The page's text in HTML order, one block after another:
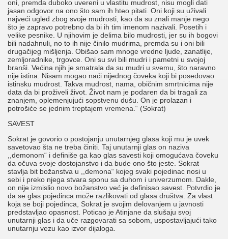
oni, premda duboko uvereni u vlastitu mudrost, nisu mogli dati
jasan odgovor na ono što sam ih hteo pitati. Oni koji su uživali
najveći ugled zbog svoje mudrosti, kao da su znali manje nego
što je zapravo potrebno da bi ih tim imenom nazivali. Posetih i
velike pesnike. U njihovim je delima bilo mudrosti, jer su ih bogovi
bili nadahnuli, no to ih nije činilo mudrima, premda su i oni bili
drugačijeg mišljenja. Obišao sam mnoge vredne ljude, zanatlije,
zemljoradnike, trgovce. Oni su svi bili mudri i pametni u svojoj
branši. Većina njih je smatrala da su mudri u svemu, što naravno
nije istina. Nisam mogao naći nijednog čoveka koji bi posedovao
istinsku mudrost. Takva mudrost, nama, običnim smrtnicima nije
data da bi proživeli život. Život nam je podaren da bi tragali za
znanjem, oplemenjujući sopstvenu dušu. On je prolazan i
potrošiće se jednim treptajem vremena.“ (Sokrat)
SAVEST
Sokrat je govorio o postojanju unutarnjeg glasa koji mu je uvek
savetovao šta ne treba činiti. Taj unutarnji glas on naziva
,,demonom“ i definiše ga kao glas savesti koji omogućava čoveku
da očuva svoje dostojanstvo i da bude ono što jeste. Sokrat
stavlja bit božanstva u ,,demona“ kojeg svaki pojedinac nosi u
sebi i preko njega stvara sponu sa duhom i univerzumom. Dakle,
on nije izmislio novo božanstvo već je definisao savest. Potvrdio je
da se glas pojedinca može razlikovati od glasa društva. Za vlast
koja se boji pojedinca, Sokrat je svojim delovanjem u javnosti
predstavljao opasnost. Poticao je Atinjane da slušaju svoj
unutarnji glas i da uče razgovarati sa sobom, uspostavljajući tako
unutarnju vezu kao izvor dijaloga.